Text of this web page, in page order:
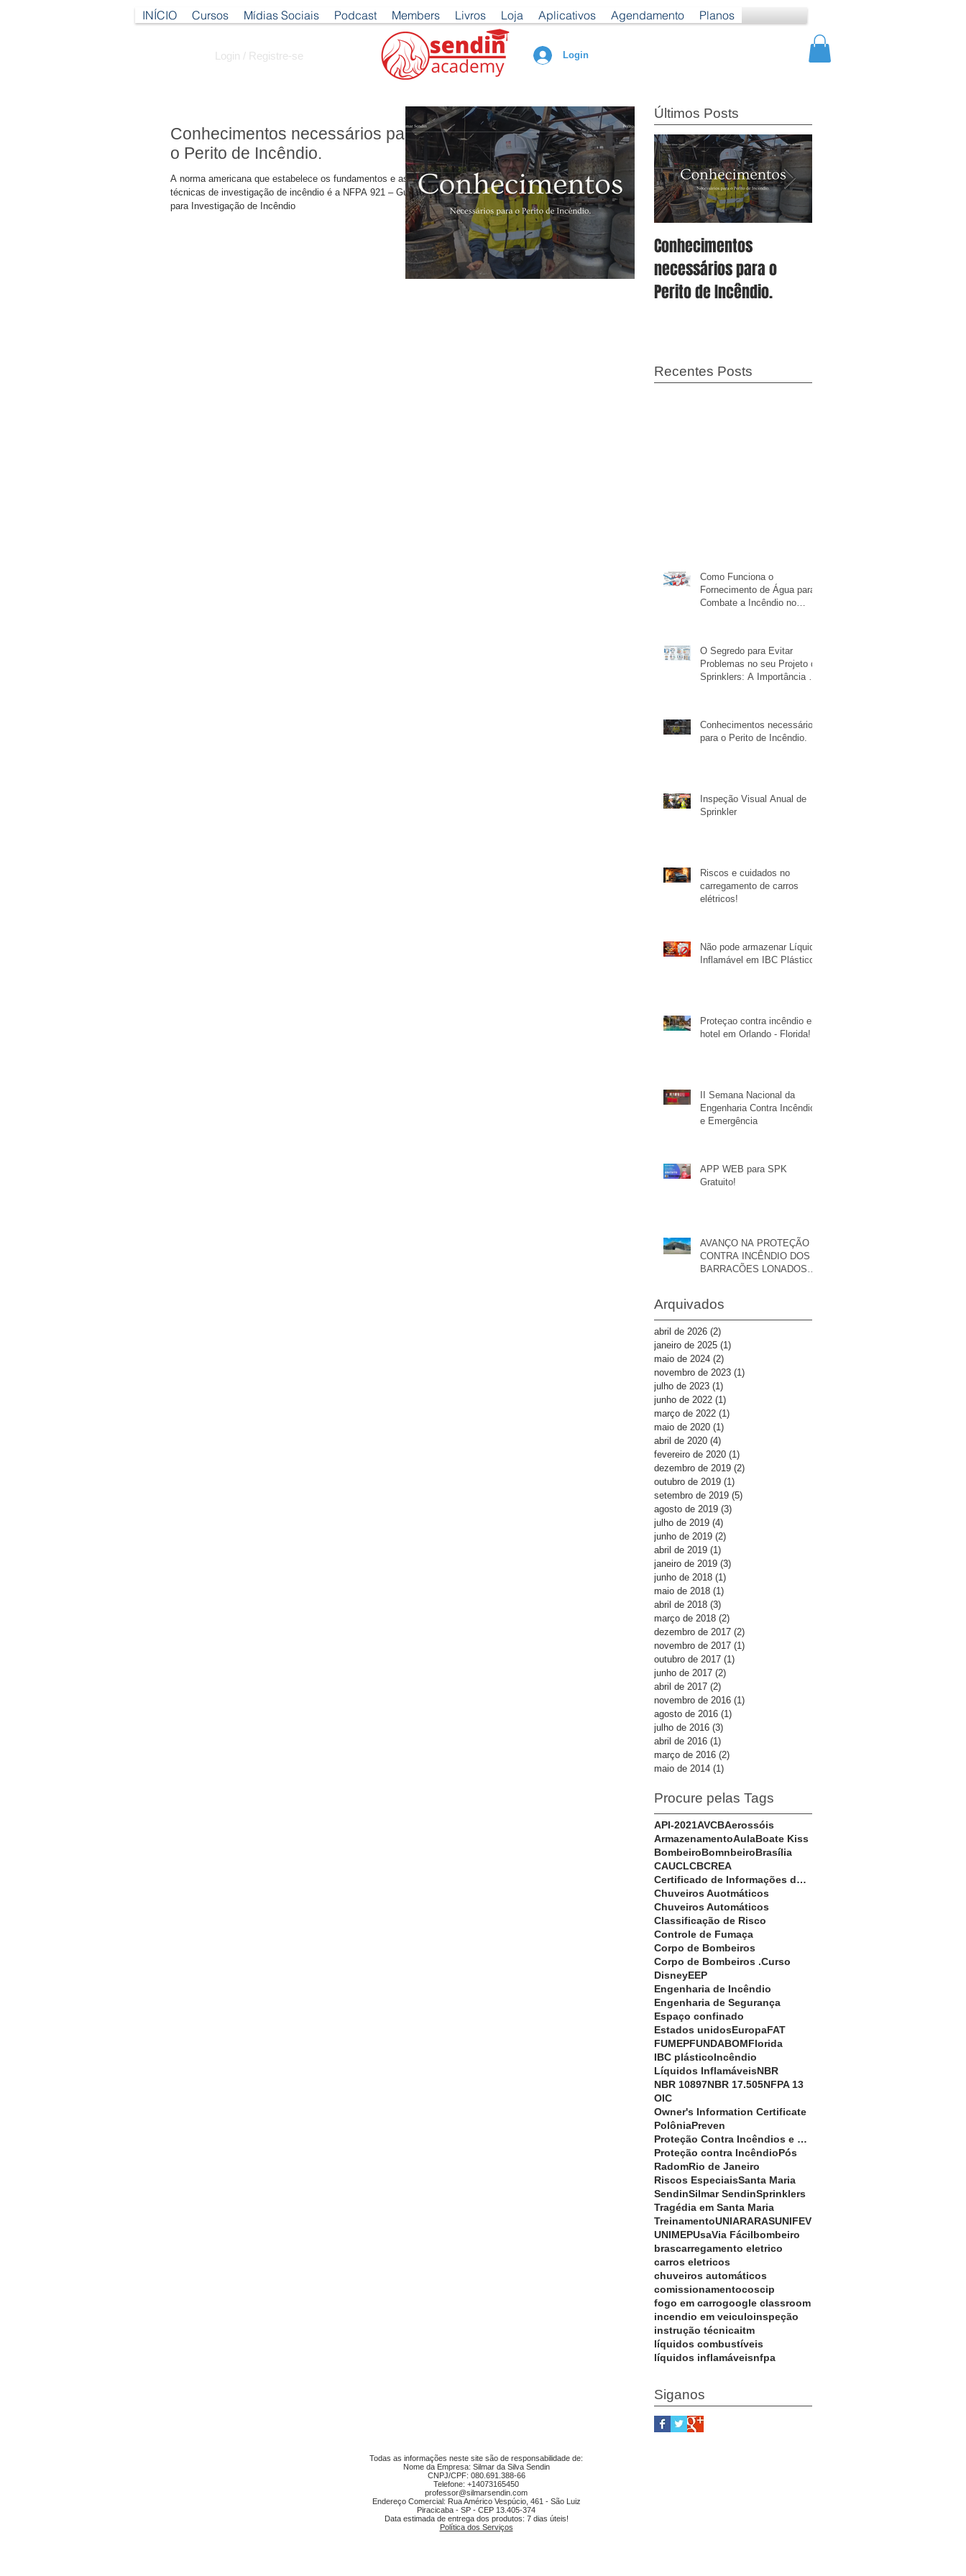
INÍCIO Cursos Mídias Sociais Podcast Members Livros Loja Aplicativos Agendamento Planos
Login / Registre-se Login
Conhecimentos necessários para
o Perito de Incêndio.
A norma americana que estabelece os fundamentos e as
técnicas de investigação de incêndio é a NFPA 921 – Guia
para Investigação de Incêndio
Últimos Posts
Conhecimentos
necessários para o
Perito de Incêndio.
Recentes Posts
Como Funciona o
Fornecimento de Água para
Combate a Incêndio no
O Segredo para Evitar
Problemas no seu Projeto de
Sprinklers: A Importância da
Conhecimentos necessários
para o Perito de Incêndio.
Inspeção Visual Anual de
Sprinkler
Riscos e cuidados no
carregamento de carros
elétricos!
Não pode armazenar Líquido
Inflamável em IBC Plástico
Proteçao contra incêndio em
hotel em Orlando - Florida!
II Semana Nacional da
Engenharia Contra Incêndios
e Emergência
APP WEB para SPK
Gratuito!
AVANÇO NA PROTEÇÃO
CONTRA INCÊNDIO DOS
BARRACÕES LONADOS
Arquivados
abril de 2026 (2)
janeiro de 2025 (1)
maio de 2024 (2)
novembro de 2023 (1)
julho de 2023 (1)
junho de 2022 (1)
março de 2022 (1)
maio de 2020 (1)
abril de 2020 (4)
fevereiro de 2020 (1)
dezembro de 2019 (2)
outubro de 2019 (1)
setembro de 2019 (5)
agosto de 2019 (3)
julho de 2019 (4)
junho de 2019 (2)
abril de 2019 (1)
janeiro de 2019 (3)
junho de 2018 (1)
maio de 2018 (1)
abril de 2018 (3)
março de 2018 (2)
dezembro de 2017 (2)
novembro de 2017 (1)
outubro de 2017 (1)
junho de 2017 (2)
abril de 2017 (2)
novembro de 2016 (1)
agosto de 2016 (1)
julho de 2016 (3)
abril de 2016 (1)
março de 2016 (2)
maio de 2014 (1)
Procure pelas Tags
API-2021AVCBAerossóis
ArmazenamentoAulaBoate Kiss
BombeiroBomnbeiroBrasília
CAUCLCBCREA
Certificado de Informações do Proprietário
Chuveiros Auotmáticos
Chuveiros Automáticos
Classificação de Risco
Controle de Fumaça
Corpo de Bombeiros
Corpo de Bombeiros .Curso
DisneyEEP
Engenharia de Incêndio
Engenharia de Segurança
Espaço confinado
Estados unidosEuropaFAT
FUMEPFUNDABOMFlorida
IBC plásticoIncêndio
Líquidos InflamáveisNBR
NBR 10897NBR 17.505NFPA 13
OIC
Owner's Information Certificate
PolôniaPreven
Proteção Contra Incêndios e Explosões
Proteção contra IncêndioPós
RadomRio de Janeiro
Riscos EspeciaisSanta Maria
SendinSilmar SendinSprinklers
Tragédia em Santa Maria
TreinamentoUNIARARASUNIFEV
UNIMEPUsaVia Fácilbombeiro
brascarregamento eletrico
carros eletricos
chuveiros automáticos
comissionamentocoscip
fogo em carrogoogle classroom
incendio em veiculoinspeção
instrução técnicaitm
líquidos combustíveis
líquidos inflamáveisnfpa
Siganos
Todas as informações neste site são de responsabilidade de:
Nome da Empresa: Silmar da Silva Sendin
CNPJ/CPF: 080.691.388-66
Telefone: +14073165450
professor@silmarsendin.com
Endereço Comercial: Rua Américo Vespúcio, 461 - São Luiz
Piracicaba - SP - CEP 13.405-374
Data estimada de entrega dos produtos: 7 dias úteis!
Política dos Serviços